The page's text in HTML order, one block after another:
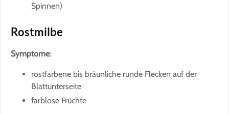
Spinnen)
Rostmilbe
Symptome:
rostfarbene bis bräunliche runde Flecken auf der
Blattunterseite
farblose Früchte